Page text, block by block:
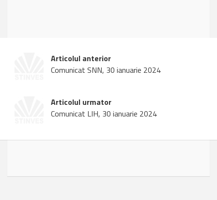
Articolul anterior
Comunicat SNN, 30 ianuarie 2024
Articolul urmator
Comunicat LIH, 30 ianuarie 2024